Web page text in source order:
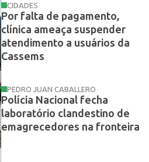
CIDADES
Por falta de pagamento,
clínica ameaça suspender
atendimento a usuários da
Cassems
PEDRO JUAN CABALLERO
Polícia Nacional fecha
laboratório clandestino de
emagrecedores na fronteira